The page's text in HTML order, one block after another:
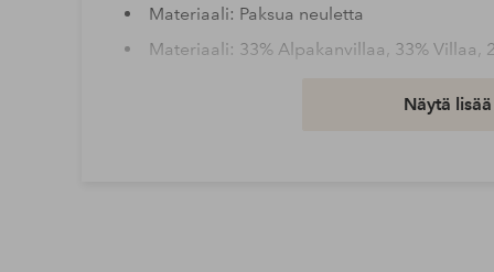
Materiaali: Paksua neuletta
Materiaali: 33% Alpakanvillaa, 33% Villaa,
Näytä lisää